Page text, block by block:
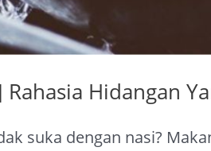
Rahasia Hidangan
suka dengan nasi?